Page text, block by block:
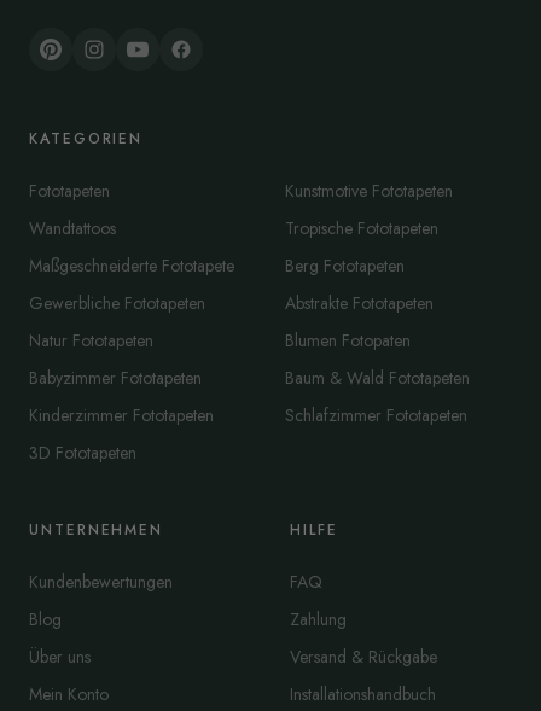
KATEGORIEN
Fototapeten
Wandtattoos
Maßgeschneiderte Fototapete
Gewerbliche Fototapeten
Natur Fototapeten
Babyzimmer Fototapeten
Kinderzimmer Fototapeten
3D Fototapeten
Kunstmotive Fototapeten
Tropische Fototapeten
Berg Fototapeten
Abstrakte Fototapeten
Blumen Fotopaten
Baum & Wald Fototapeten
Schlafzimmer Fototapeten
UNTERNEHMEN
Kundenbewertungen
Blog
Über uns
Mein Konto
HILFE
FAQ
Zahlung
Versand & Rückgabe
Installationshandbuch